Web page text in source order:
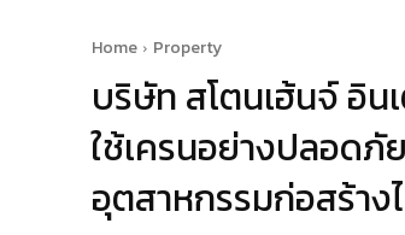
Home Property
บริษัท สโตนเฮ้นจ์ อิน
ใช้เครนอย่างปลอดภั
อุตสาหกรรมก่อสร้าง